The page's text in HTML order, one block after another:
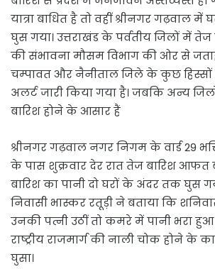
यात्रा बाधित है तो वहीं श्रीनगर गढ़वाल में
घुस गया। उत्तराखंड के पर्वतीय जिलों में तेज
की संभावना मौसम विभाग की ओर से
चम्पावत और नैनीताल जिले के कुछ हिस्सों
अलर्ट जारी किया गया है। जबकि अन्य
बारिश होने के आसार हैं
श्रीनगर गढ़वाल नगर निगम के वार्ड 29
के पास शुक्रवार देर रात तेज बारिश आफत
बारिश का पानी दो घरों के अंदर तक घुस
निवासी भास्कर रतूड़ी ने बताया कि
उनकी पत्नी उठीं तो कमरे में पानी भरा हुआ
राष्ट्रीय राजमार्ग की नाली चोक होने के
घुसा।